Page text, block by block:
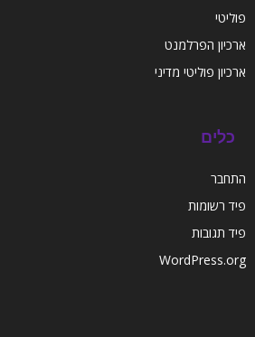
פוליטי
ארכיון הפרלמנט
ארכיון פוליטי מדיני
כלים
התחבר
פיד רשומות
פיד תגובות
WordPress.org